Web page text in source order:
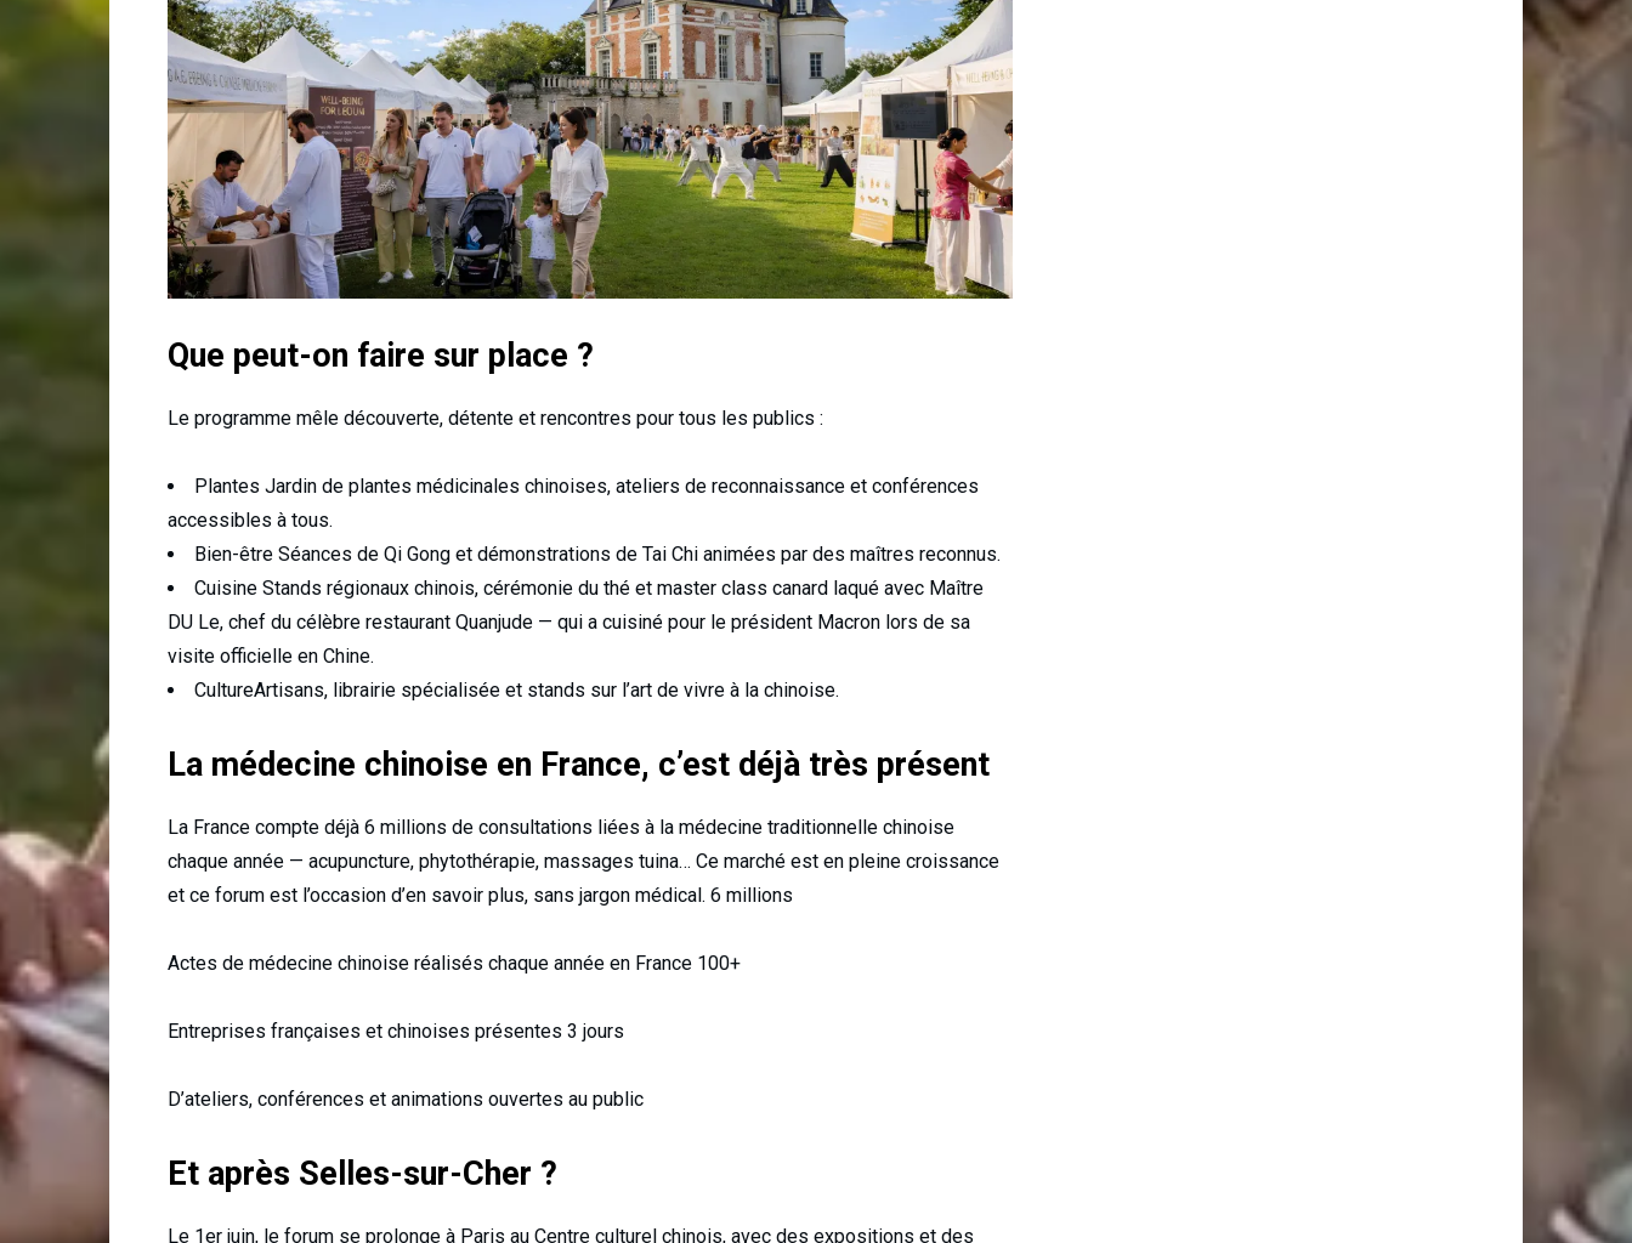
Que peut-on faire sur place ?
Le programme mêle découverte, détente et rencontres pour tous les publics :
Plantes Jardin de plantes médicinales chinoises, ateliers de reconnaissance et conférences
accessibles à tous.
Bien-être Séances de Qi Gong et démonstrations de Tai Chi animées par des maîtres reconnus.
Cuisine Stands régionaux chinois, cérémonie du thé et master class canard laqué avec Maître
DU Le, chef du célèbre restaurant Quanjude — qui a cuisiné pour le président Macron lors de sa
visite officielle en Chine.
CultureArtisans, librairie spécialisée et stands sur l’art de vivre à la chinoise.
La médecine chinoise en France, c’est déjà très présent
La France compte déjà 6 millions de consultations liées à la médecine traditionnelle chinoise
chaque année — acupuncture, phytothérapie, massages tuina… Ce marché est en pleine croissance
et ce forum est l’occasion d’en savoir plus, sans jargon médical. 6 millions
Actes de médecine chinoise réalisés chaque année en France 100+
Entreprises françaises et chinoises présentes 3 jours
D’ateliers, conférences et animations ouvertes au public
Et après Selles-sur-Cher ?
Le 1er juin, le forum se prolonge à Paris au Centre culturel chinois, avec des expositions et des